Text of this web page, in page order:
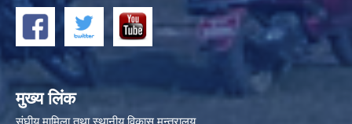
मुख्य लिंक